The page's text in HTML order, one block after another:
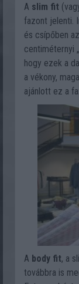
A slim fit
fazont jelenti.
és csípőben
centiméternyi
hogy ezek a
a vékony,
ajánlott ez a
A body fit, a
továbbra is